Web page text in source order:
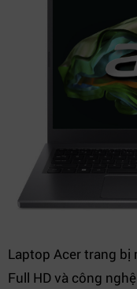
Laptop Acer trang bị
Full HD và công